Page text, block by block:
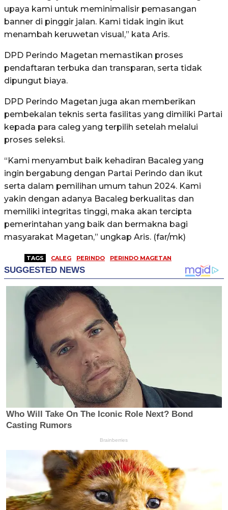
upaya kami untuk meminimalisir pemasangan
banner di pinggir jalan. Kami tidak ingin ikut
menambah keruwetan visual,” kata Aris.
DPD Perindo Magetan memastikan proses
pendaftaran terbuka dan transparan, serta tidak
dipungut biaya.
DPD Perindo Magetan juga akan memberikan
pembekalan teknis serta fasilitas yang dimiliki Partai
kepada para caleg yang terpilih setelah melalui
proses seleksi.
“Kami menyambut baik kehadiran Bacaleg yang
ingin bergabung dengan Partai Perindo dan ikut
serta dalam pemilihan umum tahun 2024. Kami
yakin dengan adanya Bacaleg berkualitas dan
memiliki integritas tinggi, maka akan tercipta
pemerintahan yang baik dan bermakna bagi
masyarakat Magetan,” ungkap Aris. (far/mk)
TAGS CALEG PERINDO PERINDO MAGETAN